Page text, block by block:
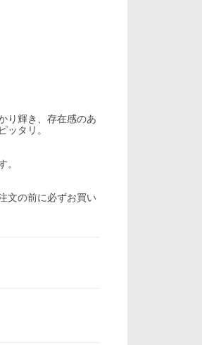
り輝き、存在感のあ
ッタリ。
。
文の前に必ずお買い